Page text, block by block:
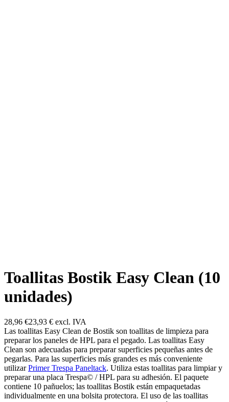
Toallitas Bostik Easy Clean (10
unidades)
28,96 €23,93 € excl. IVA
Las toallitas Easy Clean de Bostik son toallitas de limpieza para
preparar los paneles de HPL para el pegado. Las toallitas Easy
Clean son adecuadas para preparar superficies pequeñas antes de
pegarlas. Para las superficies más grandes es más conveniente
utilizarPrimer Trespa Paneltack. Utiliza estas toallitas para limpiar y
preparar una placa Trespa© / HPL para su adhesión. El paquete
contiene 10 pañuelos; las toallitas Bostik están empaquetadas
individualmente en una bolsita protectora. El uso de las toallitas